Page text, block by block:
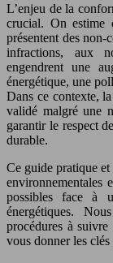
L’enjeu de la
crucial. On estime
présentent des non-
infractions, aux
engendrent une
énergétique, une
Dans ce contexte,
validé malgré une
garantir le respect
durable.
Ce guide pratique
environnementales
possibles face à
énergétiques.
procédures à
vous donner les